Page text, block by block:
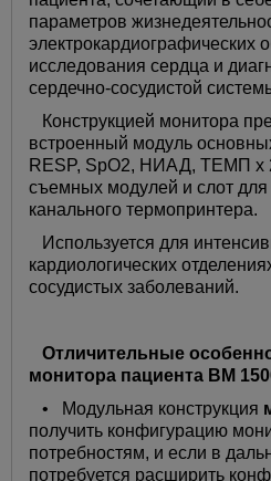
параметров
электрокардиографических
исследования сердца и
сердечно-сосудистой
Конструкцией монитора
встроенный модуль
RESP, SpO2, НИАД, ТЕМП х
съемных модулей и слот для
канального термопринтера.
Используется для
кардиологических
сосудистых заболеваний.
Отличительные
монитора пациента BM
• Модульная конструкция
получить конфигурацию
потребностям, и если в
потребуется расширить